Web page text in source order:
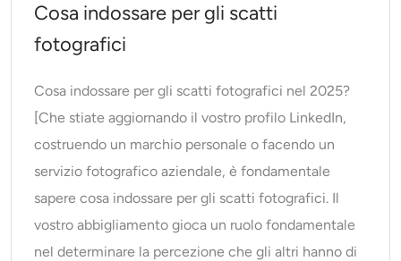
Cosa indossare per gli scatti
fotografici
Cosa indossare per gli scatti fotografici nel 2025?
[Che stiate aggiornando il vostro profilo LinkedIn,
costruendo un marchio personale o facendo un
servizio fotografico aziendale, è fondamentale
sapere cosa indossare per gli scatti fotografici. Il
vostro abbigliamento gioca un ruolo fondamentale
nel determinare la percezione che gli altri hanno di